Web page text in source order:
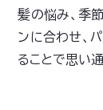
髪の悩み、季
ンに合わせ、
ることで思い